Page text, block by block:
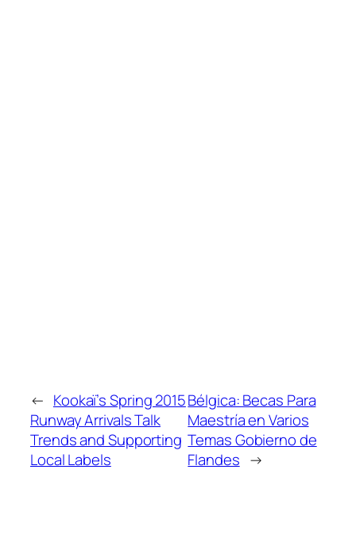
← Kookaï’s Spring 2015
Runway Arrivals Talk
Trends and Supporting
Local Labels
Bélgica: Becas Para
Maestría en Varios
Temas Gobierno de
Flandes →